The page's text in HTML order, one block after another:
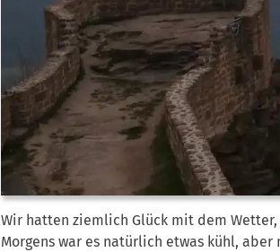
Wir hatten ziemlich Glück mit dem
Morgens war es natürlich etwas kühl,